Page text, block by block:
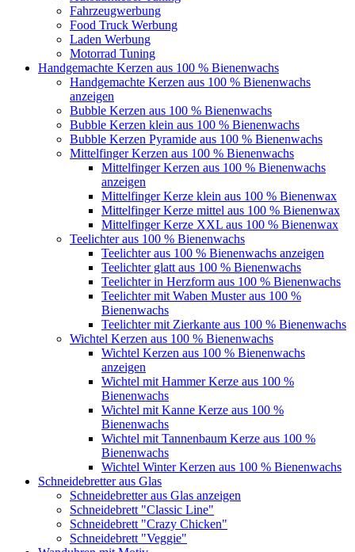
Fahrzeugwerbung
Food Truck Werbung
Laden Werbung
Motorrad Tuning
Handgemachte Kerzen aus 100 % Bienenwachs
Handgemachte Kerzen aus 100 % Bienenwachs
anzeigen
Bubble Kerzen aus 100 % Bienenwachs
Bubble Kerzen klein aus 100 % Bienenwachs
Bubble Kerzen Pyramide aus 100 % Bienenwachs
Mittelfinger Kerzen aus 100 % Bienenwachs
Mittelfinger Kerzen aus 100 % Bienenwachs
anzeigen
Mittelfinger Kerze klein aus 100 % Bienenwax
Mittelfinger Kerze mittel aus 100 % Bienenwax
Mittelfinger Kerze XXL aus 100 % Bienenwax
Teelichter aus 100 % Bienenwachs
Teelichter aus 100 % Bienenwachs anzeigen
Teelichter glatt aus 100 % Bienenwachs
Teelichter in Herzform aus 100 % Bienenwachs
Teelichter mit Waben Muster aus 100 %
Bienenwachs
Teelichter mit Zierkante aus 100 % Bienenwachs
Wichtel Kerzen aus 100 % Bienenwachs
Wichtel Kerzen aus 100 % Bienenwachs
anzeigen
Wichtel mit Hammer Kerze aus 100 %
Bienenwachs
Wichtel mit Kanne Kerze aus 100 %
Bienenwachs
Wichtel mit Tannenbaum Kerze aus 100 %
Bienenwachs
Wichtel Winter Kerzen aus 100 % Bienenwachs
Schneidebretter aus Glas
Schneidebretter aus Glas anzeigen
Schneidebrett "Classic Line"
Schneidebrett "Crazy Chicken"
Schneidebrett "Veggie"